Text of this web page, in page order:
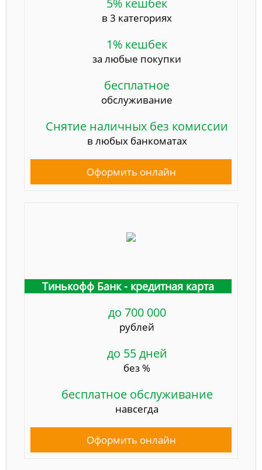
5% кешбек
в 3 категориях
1% кешбек
за любые покупки
бесплатное
обслуживание
Снятие наличных без комиссии
в любых банкоматах
Оформить онлайн
Тинькофф Банк - кредитная карта
до 700 000
рублей
до 55 дней
без %
бесплатное обслуживание
навсегда
Оформить онлайн